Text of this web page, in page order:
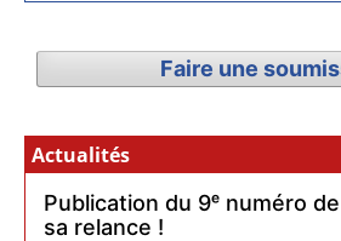
Faire une
Actualités
Publication du 9ᵉ numéro
sa relance !